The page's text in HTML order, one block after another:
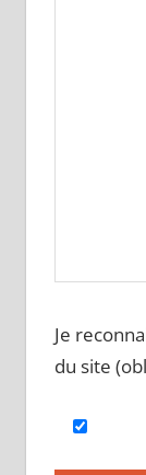
Je
du site